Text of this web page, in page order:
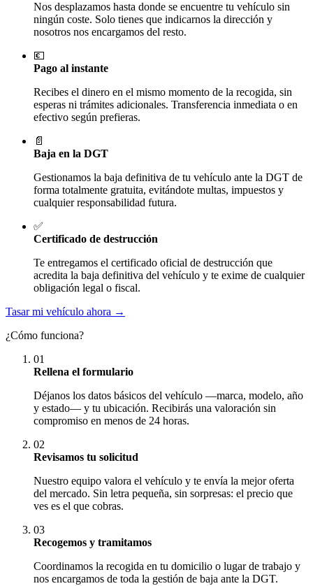
Nos desplazamos hasta donde se encuentre tu vehículo sin
ningún coste. Solo tienes que indicarnos la dirección y
nosotros nos encargamos del resto.
💶
Pago al instante
Recibes el dinero en el mismo momento de la recogida, sin
esperas ni trámites adicionales. Transferencia inmediata o en
efectivo según prefieras.
📄
Baja en la DGT
Gestionamos la baja definitiva de tu vehículo ante la DGT de
forma totalmente gratuita, evitándote multas, impuestos y
cualquier responsabilidad futura.
✅
Certificado de destrucción
Te entregamos el certificado oficial de destrucción que
acredita la baja definitiva del vehículo y te exime de cualquier
obligación legal o fiscal.
Tasar mi vehículo ahora →
¿Cómo funciona?
01
Rellena el formulario
Déjanos los datos básicos del vehículo —marca, modelo, año
y estado— y tu ubicación. Recibirás una valoración sin
compromiso en menos de 24 horas.
02
Revisamos tu solicitud
Nuestro equipo valora el vehículo y te envía la mejor oferta
del mercado. Sin letra pequeña, sin sorpresas: el precio que
ves es el que cobras.
03
Recogemos y tramitamos
Coordinamos la recogida en tu domicilio o lugar de trabajo y
nos encargamos de toda la gestión de baja ante la DGT.